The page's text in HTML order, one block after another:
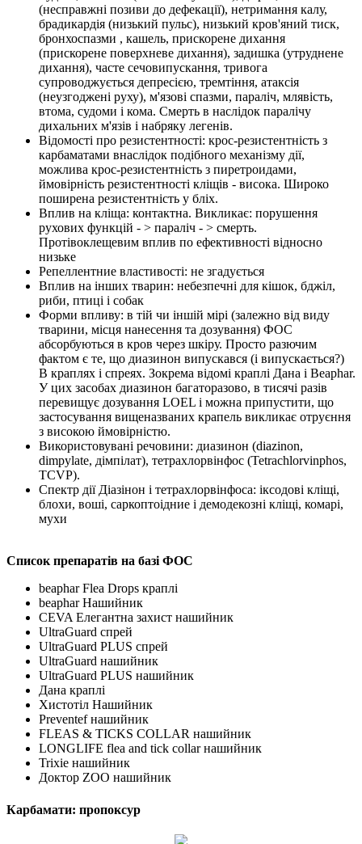
(несправжні позиви до дефекації), нетримання калу,
брадикардія (низький пульс), низький кров'яний тиск,
бронхоспазми , кашель, прискорене дихання
(прискорене поверхневе дихання), задишка (утруднене
дихання), часте сечовипускання, тривога
супроводжується депресією, тремтіння, атаксія
(неузгоджені руху), м'язові спазми, параліч, млявість,
втома, судоми і кома. Смерть в наслідок паралічу
дихальних м'язів і набряку легенів.
Відомості про резистентності: крос-резистентність з
карбаматами внаслідок подібного механізму дії,
можлива крос-резистентність з пиретроидами,
ймовірність резистентності кліщів - висока. Широко
поширена резистентність у бліх.
Вплив на кліща: контактна. Викликає: порушення
рухових функцій - > параліч - > смерть.
Протівоклещевим вплив по ефективності відносно
низьке
Репеллентние властивості: не згадується
Вплив на інших тварин: небезпечні для кішок, бджіл,
риби, птиці і собак
Форми впливу: в тій чи іншій мірі (залежно від виду
тварини, місця нанесення та дозування) ФОС
абсорбуються в кров через шкіру. Просто разючим
фактом є те, що диазинон випускався (і випускається?)
В краплях і спреях. Зокрема відомі краплі Дана і Beaphar.
У цих засобах диазинон багаторазово, в тисячі разів
перевищує дозування LOEL і можна припустити, що
застосування вищеназваних крапель викликає отруєння
з високою ймовірністю.
Використовувані речовини: диазинон (diazinon,
dimpylate, дімпілат), тетрахлорвінфос (Tetrachlorvinphos,
TCVP).
Спектр дії Діазінон і тетрахлорвінфоса: іксодові кліщі,
блохи, воші, саркоптоідние і демодекозні кліщі, комарі,
мухи
Список препаратів на базі ФОС
beaphar Flea Drops краплі
beaphar Нашийник
CEVA Елегантна захист нашийник
UltraGuard спрей
UltraGuard PLUS спрей
UltraGuard нашийник
UltraGuard PLUS нашийник
Дана краплі
Xистотіл Нашийник
Preventef нашийник
FLEAS & TICKS COLLAR нашийник
LONGLIFE flea and tick collar нашийник
Trixie нашийник
Доктор ZOO нашийник
Карбамати: пропоксур